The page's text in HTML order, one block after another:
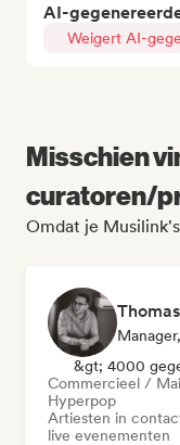
AI-
Weigert AI-
Misschien
curatoren/
Omdat je
&gt; 4000
Commercieel /
Hyperpop
Artiesten in
live evenementen